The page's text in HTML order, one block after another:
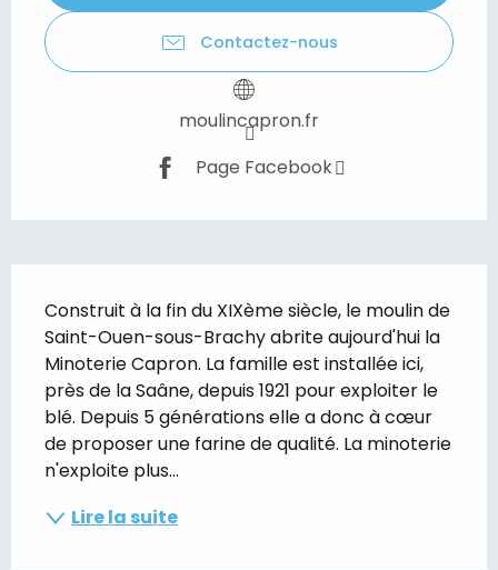
Contactez-nous
moulincapron.fr
Page Facebook
Construit à la fin du XIXème siècle, le moulin de
Saint-Ouen-sous-Brachy abrite aujourd'hui la
Minoterie Capron. La famille est installée ici,
près de la Saâne, depuis 1921 pour exploiter le
blé. Depuis 5 générations elle a donc à cœur
de proposer une farine de qualité. La minoterie
n'exploite plus...
Lire la suite